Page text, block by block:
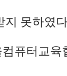
지 못하였
컴퓨터교육